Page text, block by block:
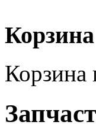
Корзина
Корзина